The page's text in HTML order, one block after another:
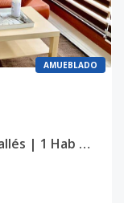
AMUEBLADO
Apartamento amueblado en Serrallés | 1 Hab + 1.5 Baños | US$800 ✨